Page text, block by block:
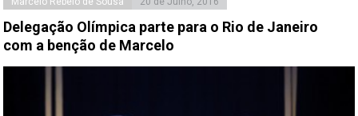
Delegação Olímpica parte para o Rio de Janeiro
com a benção de Marcelo